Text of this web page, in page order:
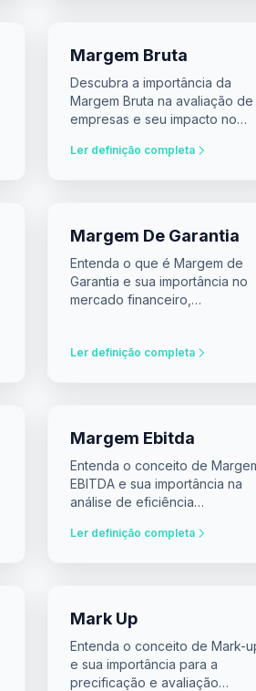
Margem Bruta
Descubra a importância da
Margem Bruta na avaliação de
empresas e seu impacto no
Ler definição completa
Margem De Garantia
Entenda o que é Margem de
Garantia e sua importância no
mercado financeiro,
Ler definição completa
Margem Ebitda
Entenda o conceito de
EBITDA e sua importância na
análise de eficiência
Ler definição completa
Mark Up
Entenda o conceito de Mark-
e sua importância para a
precificação e avaliação